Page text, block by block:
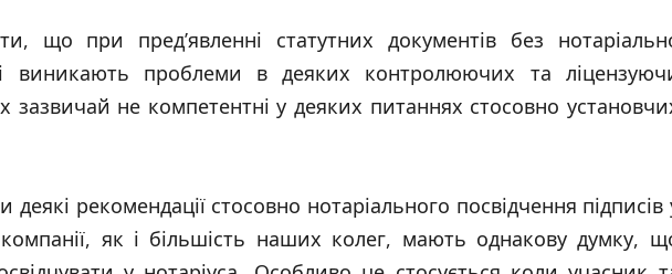
що при пред’явленні статутних документів без
виникають проблеми в деяких контролюючих та
зазвичай не компетентні у деяких питаннях стосовно
рекомендації стосовно нотаріального посвідчення підписів
компанії, як і більшість наших колег, мають однакову думку,